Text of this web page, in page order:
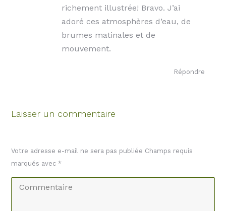
richement illustrée! Bravo. J’ai
adoré ces atmosphères d’eau, de
brumes matinales et de
mouvement.
Répondre
Laisser un commentaire
Votre adresse e-mail ne sera pas publiée Champs requis
marqués avec*
Commentaire